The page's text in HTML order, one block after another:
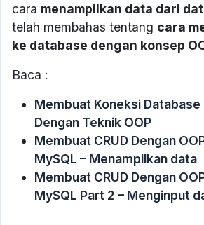
cara menampilkan data dari
telah membahas tentang cara
ke database dengan konsep
Baca :
Membuat Koneksi Database
Dengan Teknik OOP
Membuat CRUD Dengan
MySQL – Menampilkan data
Membuat CRUD Dengan
MySQL Part 2 – Menginput